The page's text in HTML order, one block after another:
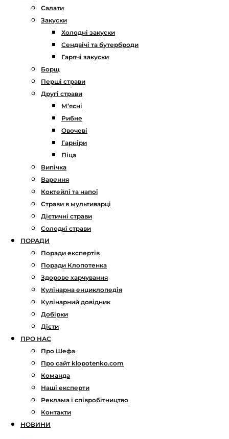
Салати
Закуски
Холодні закуски
Сендвічі та бутерброди
Гарячі закуски
Борщ
Перші страви
Другі страви
М’ясні
Рибне
Овочеві
Гарніри
Піца
Випічка
Варення
Коктейлі та напої
Страви в мультиварці
Дієтичні страви
Солодкі страви
ПОРАДИ
Поради експертів
Поради Клопотенка
Здорове харчування
Кулінарна енциклопедія
Кулінарний довідник
Добірки
Дієти
ПРО НАС
Про Шефа
Про сайт klopotenko.com
Команда
Наші експерти
Реклама і співробітництво
Контакти
НОВИНИ